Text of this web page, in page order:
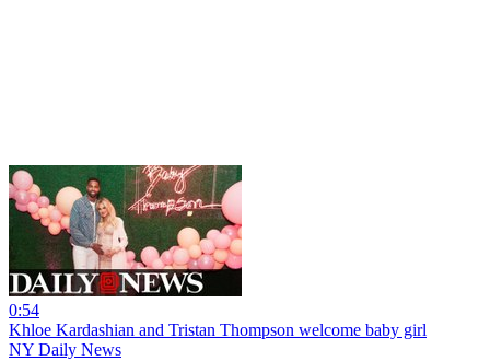
0:54
Khloe Kardashian and Tristan Thompson welcome baby girl
NY Daily News